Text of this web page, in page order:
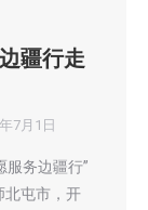
疆行走
7月1日
服务边疆行”
北屯市，开